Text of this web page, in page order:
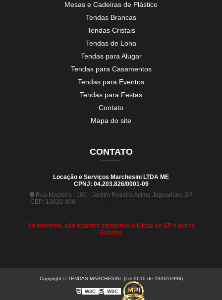
Mesas e Cadeiras de Plástico
Tendas Brancas
Tendas Cristais
Tendas de Lona
Tendas para Alugar
Tendas para Casamentos
Tendas para Eventos
Tendas para Festas
Contato
Mapa do site
CONTATO
Locação e Serviços Marchesini LTDA ME
CPNJ: 04.203.826/0001-09
Rua Macieira , 185 - Jardim Roseira Acima Jaguariúna SP
CEP: 13820-000
No momento, não estamos atendendo o Litoral de SP e outros
Estados
Copyright © TENDAS MARCHESINI. (Lei 9610 de 19/02/1998)
W3C W3C